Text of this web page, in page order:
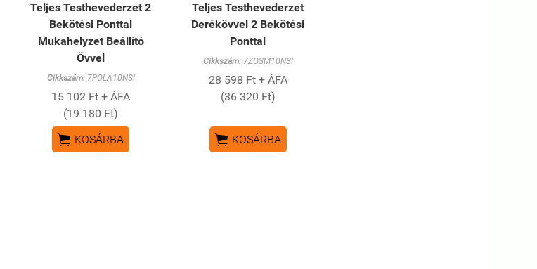
Teljes Testhevederzet 2
Bekötési Ponttal
Mukahelyzet Beállító
Övvel
Cikkszám:7POLA10NSI
15 102 Ft + ÁFA
(19 180 Ft)
 KOSÁRBA
Teljes Testhevederzet
Derékövvel 2 Bekötési
Ponttal
Cikkszám:7ZOSM10NSI
28 598 Ft + ÁFA
(36 320 Ft)
 KOSÁRBA